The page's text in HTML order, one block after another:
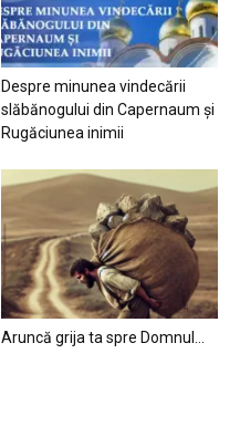
Despre minunea vindecării
slăbănogului din Capernaum și
Rugăciunea inimii
Aruncă grija ta spre Domnul…